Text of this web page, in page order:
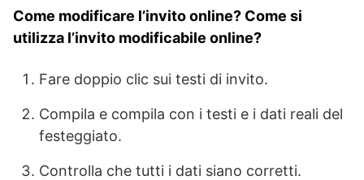
Come modificare l’invito online? Come si
utilizza l’invito modificabile online?
Fare doppio clic sui testi di invito.
Compila e compila con i testi e i dati reali del
festeggiato.
Controlla che tutti i dati siano corretti.